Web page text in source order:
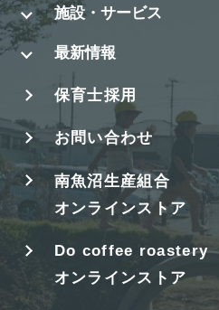
施設・サービス
最新情報
保育士採用
お問い合わせ
南魚沼生産組合
オンラインストア
Do coffee roastery
オンラインストア